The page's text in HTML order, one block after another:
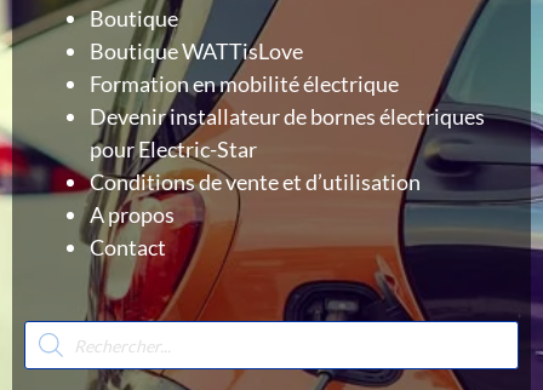
Boutique
Boutique WATTisLove
Formation en mobilité électrique
Devenir installateur de bornes électriques
pour Electric-Star
Conditions de vente et d’utilisation
A propos
Contact
Recherche
de
produits